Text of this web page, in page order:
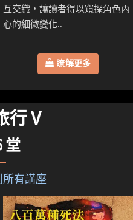
互交織，讓讀者得以窺探角色內
心的細微變化..
瞭解更多
行Ⅴ
所有講座